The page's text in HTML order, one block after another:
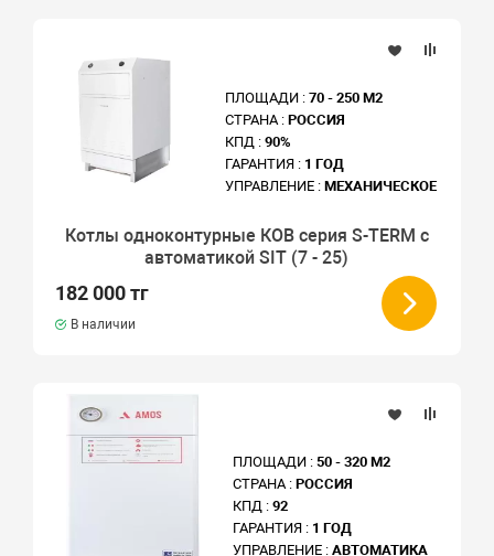
ПЛОЩАДИ : 70 - 250 М2
СТРАНА : РОССИЯ
КПД : 90%
ГАРАНТИЯ : 1 ГОД
УПРАВЛЕНИЕ : МЕХАНИЧЕСКОЕ
Котлы одноконтурные КОВ серия S-TERM с
автоматикой SIT (7 - 25)
182 000 тг
В наличии
ПЛОЩАДИ :50 - 320 М2
СТРАНА :РОССИЯ
КПД :92
ГАРАНТИЯ : 1 ГОД
УПРАВЛЕНИЕ :АВТОМАТИКА